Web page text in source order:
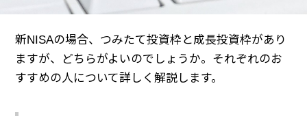
新NISAの場合、つみたて投資枠と成長投資枠があり
ますが、どちらがよいのでしょうか。それぞれのお
すすめの人について詳しく解説します。